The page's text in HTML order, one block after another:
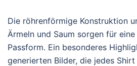
Die röhrenförmige Konstruktion
Ärmeln und Saum sorgen für
Passform. Ein besonderes
generierten Bilder, die jedes Shirt